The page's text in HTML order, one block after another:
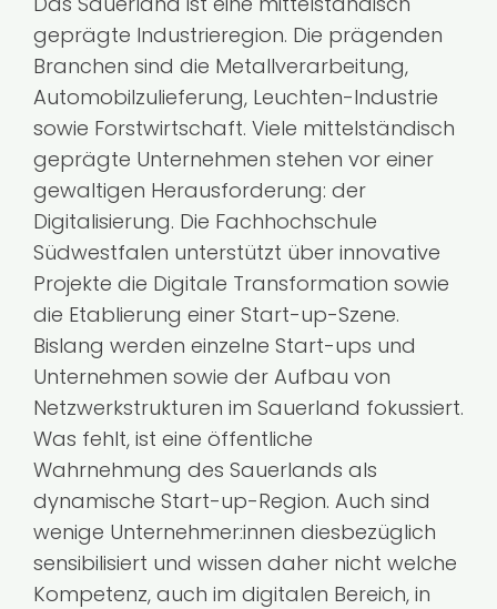
geprägte Industrieregion. Die prägenden
Branchen sind die Metallverarbeitung,
Automobilzulieferung, Leuchten-Industrie
sowie Forstwirtschaft. Viele mittelständisch
geprägte Unternehmen stehen vor einer
gewaltigen Herausforderung: der
Digitalisierung. Die Fachhochschule
Südwestfalen unterstützt über innovative
Projekte die Digitale Transformation sowie
die Etablierung einer Start-up-Szene.
Bislang werden einzelne Start-ups und
Unternehmen sowie der Aufbau von
Netzwerkstrukturen im Sauerland fokussiert.
Was fehlt, ist eine öffentliche
Wahrnehmung des Sauerlands als
dynamische Start-up-Region. Auch sind
wenige Unternehmer:innen diesbezüglich
sensibilisiert und wissen daher nicht welche
Kompetenz, auch im digitalen Bereich, in